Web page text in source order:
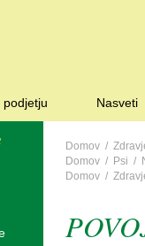
podjetju Nasveti
Domov /
Domov / Psi /
Domov /